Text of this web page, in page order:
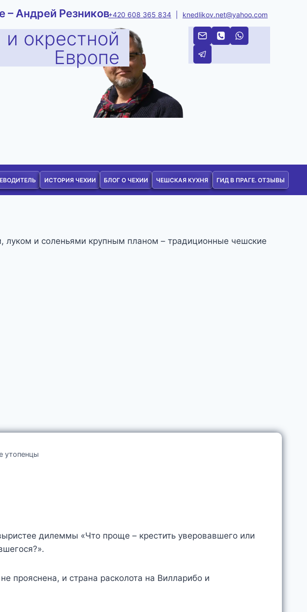
+420 608 365 834 knedlikov.net@yahoo.com
– Андрей Резников
окрестной
Европе
ИСТОРИЯ ЧЕХИИ БЛОГ О ЧЕХИИ ЧЕШСКАЯ КУХНЯ ГИД В ПРАГЕ. ОТЗЫВЫ
утопенцы
дилеммы «Что проще – крестить уверовавшего или
прояснена, и страна расколота на Вилларибо и